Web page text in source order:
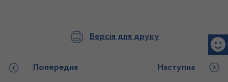
Версія для друку
Попередня Наступна